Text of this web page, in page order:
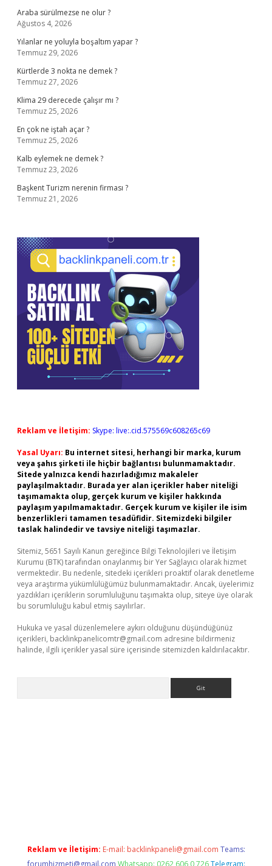
Araba sürülmezse ne olur ?
Ağustos 4, 2026
Yılanlar ne yoluyla boşaltım yapar ?
Temmuz 29, 2026
Kürtlerde 3 nokta ne demek ?
Temmuz 27, 2026
Klima 29 derecede çalışır mı ?
Temmuz 25, 2026
En çok ne iştah açar ?
Temmuz 25, 2026
Kalb eylemek ne demek ?
Temmuz 23, 2026
Başkent Turizm nerenin firması ?
Temmuz 21, 2026
Reklam ve İletişim: Skype: live:.cid.575569c608265c69
Yasal Uyarı: Bu internet sitesi, herhangi bir marka, kurum
veya şahıs şirketi ile hiçbir bağlantısı bulunmamaktadır.
Sitede yalnızca kendi hazırladığımız makaleler
paylaşılmaktadır. Burada yer alan içerikler haber niteliği
taşımamakta olup, gerçek kurum ve kişiler hakkında
paylaşım yapılmamaktadır. Gerçek kurum ve kişiler ile isim
benzerlikleri tamamen tesadüfidir. Sitemizdeki bilgiler
taslak halindedir ve tavsiye niteliği taşımazlar.
Sitemiz, 5651 Sayılı Kanun gereğince Bilgi Teknolojileri ve İletişim
Kurumu (BTK) tarafından onaylanmış bir Yer Sağlayıcı olarak hizmet
vermektedir. Bu nedenle, sitedeki içerikleri proaktif olarak denetleme
veya araştırma yükümlülüğümüz bulunmamaktadır. Ancak, üyelerimiz
yazdıkları içeriklerin sorumluluğunu taşımakta olup, siteye üye olarak
bu sorumluluğu kabul etmiş sayılırlar.
Hukuka ve yasal düzenlemelere aykırı olduğunu düşündüğünüz
içerikleri, backlinkpanelicomtr@gmail.com adresine bildirmeniz
halinde, ilgili içerikler yasal süre içerisinde sitemizden kaldırılacaktır.
Reklam ve İletişim: E-mail: backlinkpaneli@gmail.com Teams:
forumhizmeti@gmail.com Whatsapp: 0262 606 0 726 Telegram: